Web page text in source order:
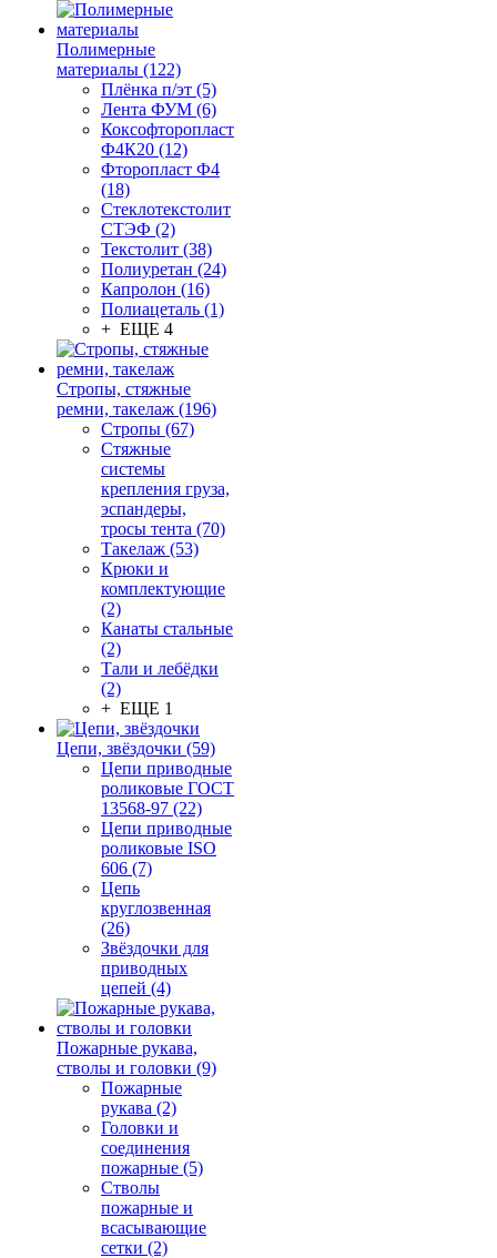
Полимерные
материалы (122)
Плёнка п/эт (5)
Лента ФУМ (6)
Коксофторопласт
Ф4К20 (12)
Фторопласт Ф4
(18)
Стеклотекстолит
СТЭФ (2)
Текстолит (38)
Полиуретан (24)
Капролон (16)
Полиацеталь (1)
+ ЕЩЕ 4
Стропы, стяжные
ремни, такелаж (196)
Стропы (67)
Стяжные
системы
крепления груза,
эспандеры,
тросы тента (70)
Такелаж (53)
Крюки и
комплектующие
(2)
Канаты стальные
(2)
Тали и лебёдки
(2)
+ ЕЩЕ 1
Цепи, звёздочки (59)
Цепи приводные
роликовые ГОСТ
13568-97 (22)
Цепи приводные
роликовые ISO
606 (7)
Цепь
круглозвенная
(26)
Звёздочки для
приводных
цепей (4)
Пожарные рукава,
стволы и головки (9)
Пожарные
рукава (2)
Головки и
соединения
пожарные (5)
Стволы
пожарные и
всасывающие
сетки (2)